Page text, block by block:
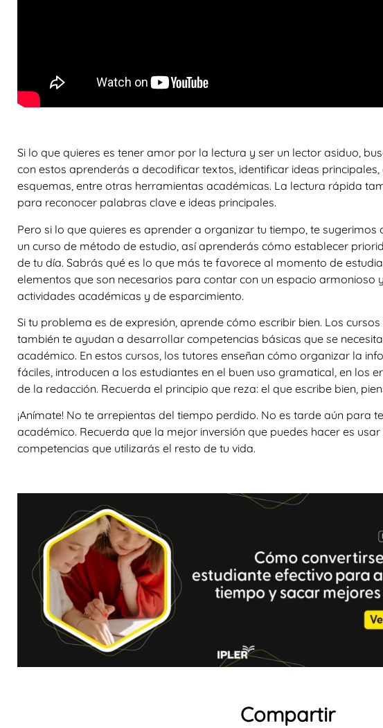
Si lo que quieres es tener amor por la lectura y ser un lector asiduo,
con estos aprenderás a decodificar textos, identificar ideas
esquemas, entre otras herramientas académicas. La lectura rápida
para reconocer palabras clave e ideas principales.
Pero si lo que quieres es aprender a organizar tu tiempo, te
un curso de método de estudio, así aprenderás cómo establecer
de tu día. Sabrás qué es lo que más te favorece al momento de
elementos que son necesarios para contar con un espacio
actividades académicas y de esparcimiento.
Si tu problema es de expresión, aprende cómo escribir bien. Los
también te ayudan a desarrollar competencias básicas que se
académico. En estos cursos, los tutores enseñan cómo organizar la
fáciles, introducen a los estudiantes en el buen uso gramatical, en los
de la redacción. Recuerda el principio que reza: el que escribe bien,
¡Anímate! No te arrepientas del tiempo perdido. No es tarde aún para
académico. Recuerda que la mejor inversión que puedes hacer es
competencias que utilizarás el resto de tu vida.
Compartir